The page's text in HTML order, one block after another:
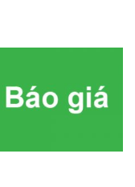
sáng tạo và tiên
trực tuyến.
ngừng, sự cam
đối với việc mang
đã trở thành